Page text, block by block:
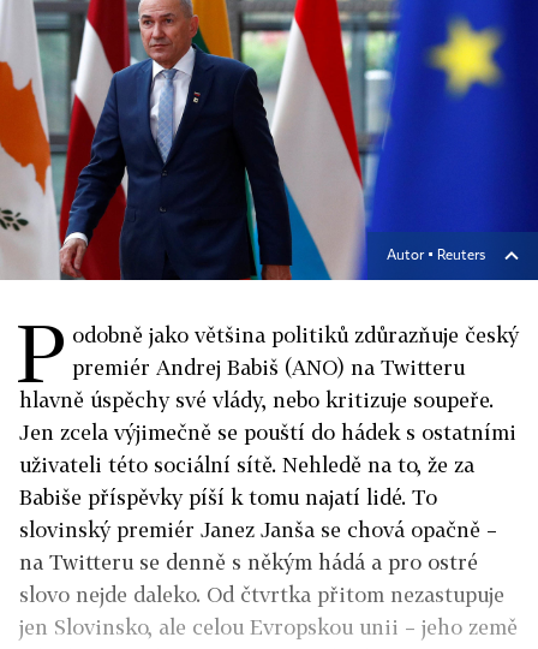
Autor ▪ Reuters
P odobně jako většina politiků zdůrazňuje český
premiér Andrej Babiš (ANO) na Twitteru
hlavně úspěchy své vlády, nebo kritizuje soupeře.
Jen zcela výjimečně se pouští do hádek s ostatními
uživateli této sociální sítě. Nehledě na to, že za
Babiše příspěvky píší k tomu najatí lidé. To
slovinský premiér Janez Janša se chová opačně –
na Twitteru se denně s někým hádá a pro ostré
slovo nejde daleko. Od čtvrtka přitom nezastupuje
jen Slovinsko, ale celou Evropskou unii – jeho země